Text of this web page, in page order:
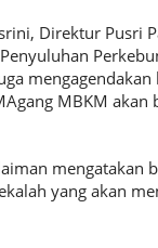
Direktur Pusri
MBKM
mengatakan
yang akan